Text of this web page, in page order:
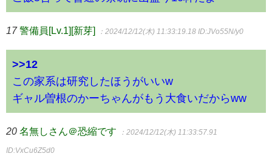
17 警備員[Lv.1][新芽] ：2024/12/12(木) 11:33:19.18 ID:JVo55N/y0
>>12
この家系は研究したほうがいいw
ギャル曽根のかーちゃんがもう大食いだからww
20 名無しさん＠恐縮です ：2024/12/12(木) 11:33:57.91
ID:VxCu6Z5d0